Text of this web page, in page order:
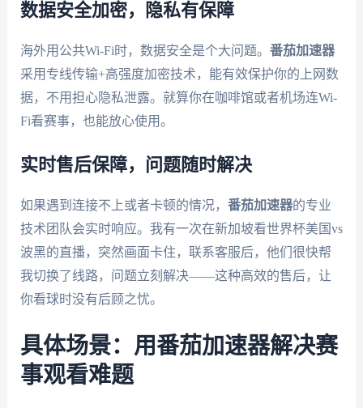
数据安全加密，隐私有保障
海外用公共Wi-Fi时，数据安全是个大问题。 番茄加速器
采用专线传输+高强度加密技术，能有效保护你的上网数
据，不用担心隐私泄露。就算你在咖啡馆或者机场连Wi-
Fi看赛事，也能放心使用。
实时售后保障，问题随时解决
如果遇到连接不上或者卡顿的情况， 番茄加速器的专业
技术团队会实时响应。我有一次在新加坡看世界杯美国vs
波黑的直播，突然画面卡住，联系客服后，他们很快帮
我切换了线路，问题立刻解决——这种高效的售后，让
你看球时没有后顾之忧。
具体场景：用番茄加速器解决赛
事观看难题